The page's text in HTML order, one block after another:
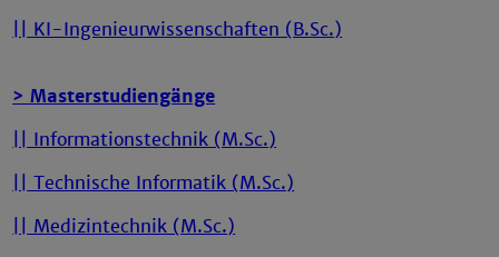
|| KI-Ingenieurwissenschaften (B.Sc.)
> Masterstudiengänge
|| Informationstechnik (M.Sc.)
|| Technische Informatik (M.Sc.)
|| Medizintechnik (M.Sc.)